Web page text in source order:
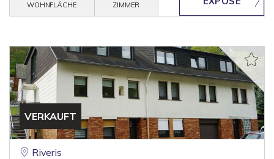
WOHNFLÄCHE
ZIMMER
VERKAUFT
Riveris